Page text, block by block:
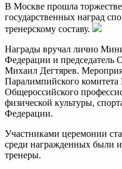
В Москве прошла
государственных наград
тренерскому составу.
Награды вручал лично
Федерации и председатель
Михаил Дегтярев.
Паралимпийского
Общероссийского
физической культуры,
Федерации.
Участниками церемонии
среди награжденных были
тренеры.